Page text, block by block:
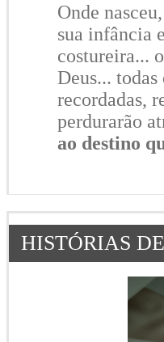
Onde
sua infância
costureira...
Deus...
recordadas,
perdurarão
ao destino
HISTÓRIAS